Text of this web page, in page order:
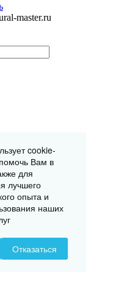
master.ru
cookie-
Вам в
для
лучшего
опыта и
наших
Отказаться